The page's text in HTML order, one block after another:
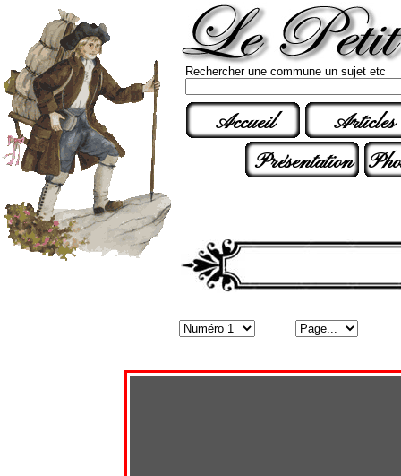
Rechercher une commune un sujet etc
Accueil
Articles
Présentation